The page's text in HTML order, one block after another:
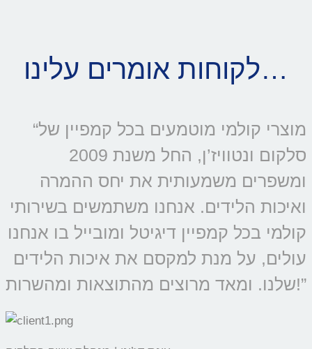
לקוחות אומרים עלינו…
“מוצרי קולמי מוטמעים בכל קמפיין של
סלקום ונטוויז’ן, החל משנת 2009
ומשפרים משמעותית את יחס ההמרה
ואיכות הלידים. אנחנו משתמשים בשירותי
קולמי בכל קמפיין דיגיטל ומובייל בו אנחנו
עולים, על מנת למקסם את איכות הלידים
שלנו. ומאד מרוצים מהתוצאות ומהשרות!”